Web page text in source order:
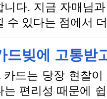
니다. 지금 자매님
수 있다는 점에서
드빚에 고통받
카드는 당장 현찰
는 편리성 때문에